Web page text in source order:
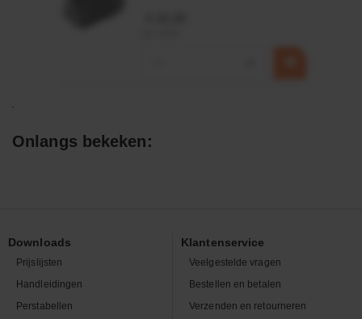
Onlangs bekeken:
Downloads
Prijslijsten
Handleidingen
Perstabellen
Klantenservice
Veelgestelde vragen
Bestellen en betalen
Verzenden en retourneren